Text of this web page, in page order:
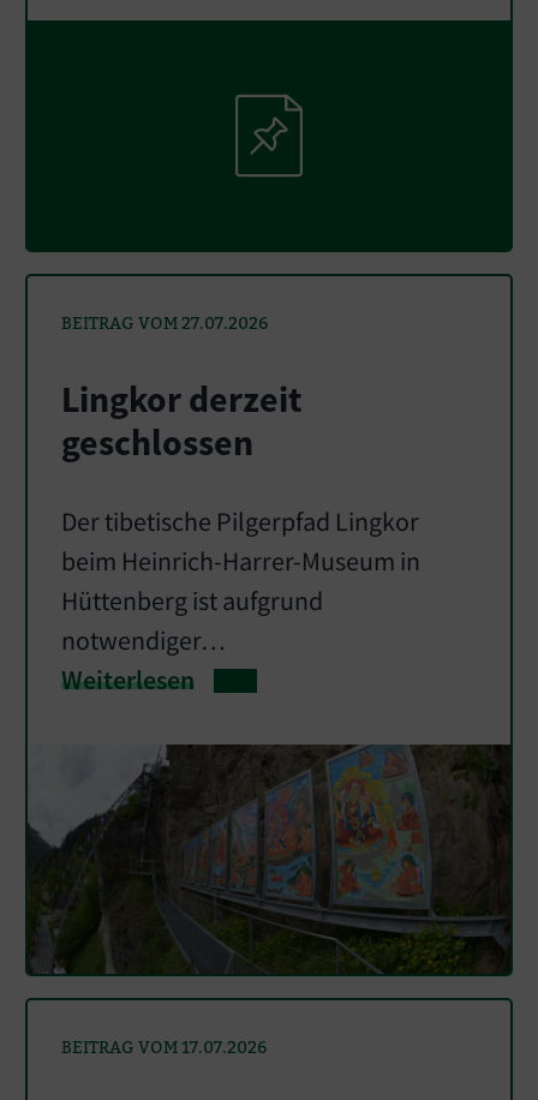
BEITRAG VOM 27.07.2026
Lingkor derzeit
geschlossen
Der tibetische Pilgerpfad Lingkor
beim Heinrich-Harrer-Museum in
Hüttenberg ist aufgrund
notwendiger…
Weiterlesen
BEITRAG VOM 17.07.2026